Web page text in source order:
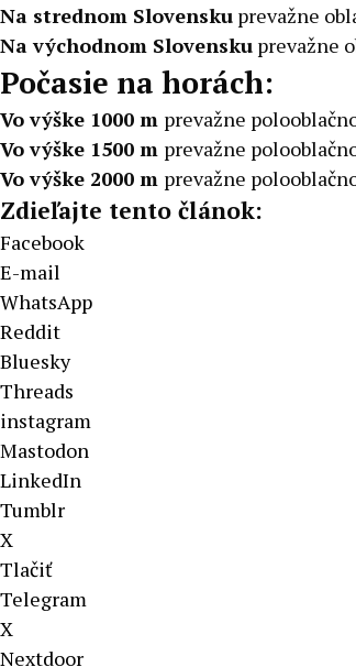
Na strednom Slovensku prevažne
Na východnom Slovensku prevažne
Počasie na horách:
Vo výške 1000 m prevažne
Vo výške 1500 m prevažne
Vo výške 2000 m prevažne
Zdieľajte tento článok:
Facebook
E-mail
WhatsApp
Reddit
Bluesky
Threads
instagram
Mastodon
LinkedIn
Tumblr
X
Tlačiť
Telegram
X
Nextdoor